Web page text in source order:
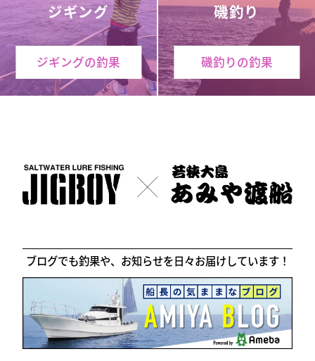
ジギング
ジギングの釣果
磯釣り
磯釣りの釣果
ブログでも釣果や、お知らせを日々お届けしています！